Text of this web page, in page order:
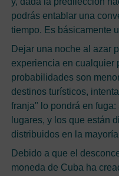
podrás entablar una
tiempo. Es básicamente
Dejar una noche al azar
experiencia en cualquier
probabilidades son
destinos turísticos,
franja" lo pondrá en
lugares, y los que están
distribuidos en la
Debido a que el
moneda de Cuba ha